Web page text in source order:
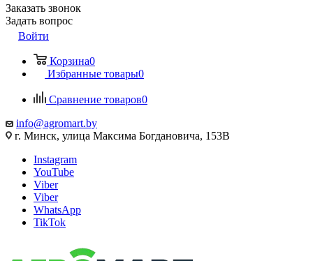
Заказать звонок
Задать вопрос
Войти
Корзина0
Избранные товары0
Сравнение товаров0
info@agromart.by
г. Минск, улица Максима Богдановича, 153В
Instagram
YouTube
Viber
Viber
WhatsApp
TikTok